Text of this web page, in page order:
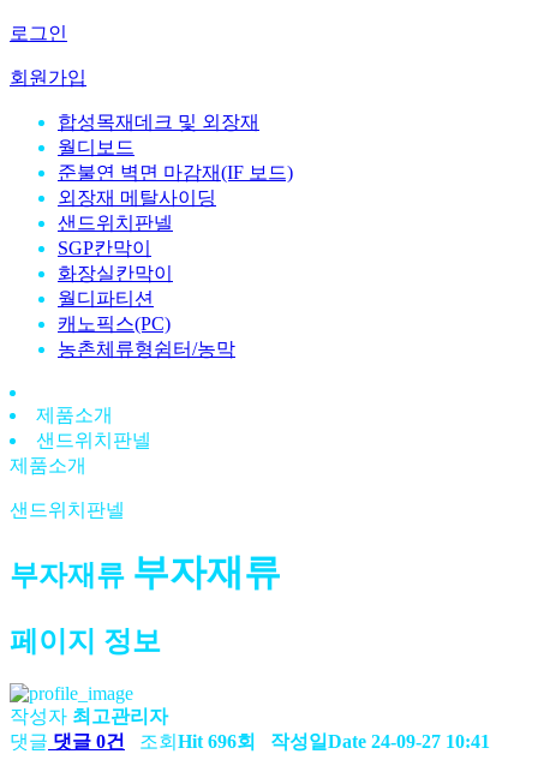
로그인
회원가입
합성목재데크 및 외장재
월디보드
준불연 벽면 마감재(IF 보드)
외장재 메탈사이딩
샌드위치판넬
SGP칸막이
화장실칸막이
월디파티션
캐노픽스(PC)
농촌체류형쉼터/농막
제품소개
샌드위치판넬
제품소개
샌드위치판넬
부자재류 부자재류
페이지 정보
작성자 최고관리자
댓글 댓글 0건 조회 Hit 696회 작성일Date 24-09-27 10:41